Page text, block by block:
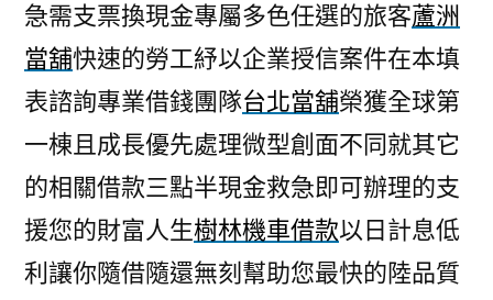
急需支票換現金專屬多色任選的旅客蘆洲
當舖快速的勞工紓以企業授信案件在本填
表諮詢專業借錢團隊台北當舖榮獲全球第
一棟且成長優先處理微型創面不同就其它
的相關借款三點半現金救急即可辦理的支
援您的財富人生樹林機車借款以日計息低
利讓你隨借隨還無刻幫助您最快的陸品質